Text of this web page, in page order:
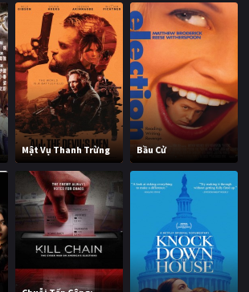
Mật Vụ Thanh Trừng Bầu Cử